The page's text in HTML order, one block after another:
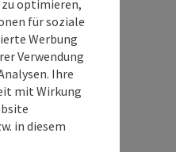
zu optimieren,
für soziale
Werbung
Verwendung
Ihre
mit Wirkung
in diesem